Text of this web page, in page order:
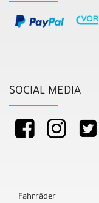
SOCIAL MEDIA
Fahrräder